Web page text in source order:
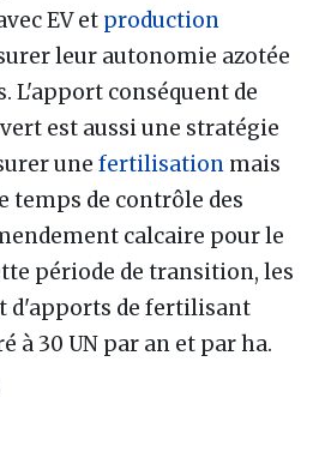
EV et production
leur autonomie azotée
L'apport conséquent de
est aussi une stratégie
une fertilisation mais
de contrôle des
calcaire pour le
période de transition, les
d'apports de fertilisant
à 30 UN par an et par ha.